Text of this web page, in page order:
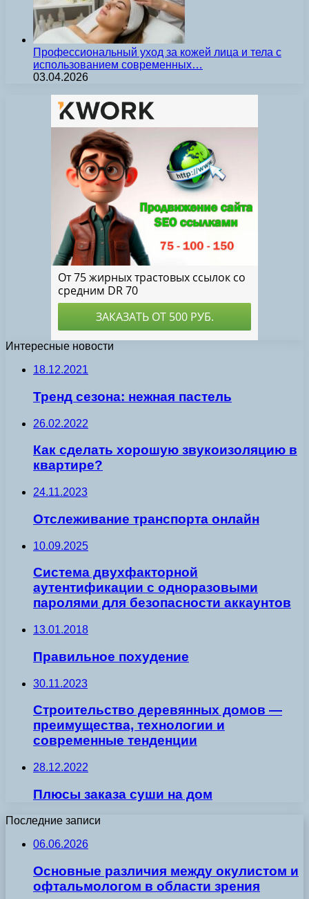
Профессиональный уход за кожей лица и тела с
использованием современных…
03.04.2026
Интересные новости
18.12.2021
Тренд сезона: нежная пастель
26.02.2022
Как сделать хорошую звукоизоляцию в
квартире?
24.11.2023
Отслеживание транспорта онлайн
10.09.2025
Система двухфакторной
аутентификации с одноразовыми
паролями для безопасности аккаунтов
13.01.2018
Правильное похудение
30.11.2023
Строительство деревянных домов —
преимущества, технологии и
современные тенденции
28.12.2022
Плюсы заказа суши на дом
Последние записи
06.06.2026
Основные различия между окулистом и
офтальмологом в области зрения